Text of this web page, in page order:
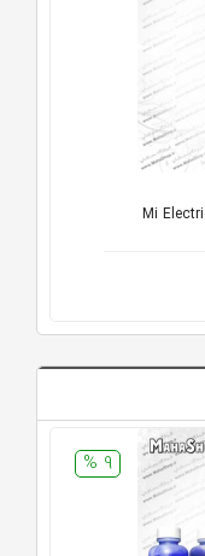
9 %